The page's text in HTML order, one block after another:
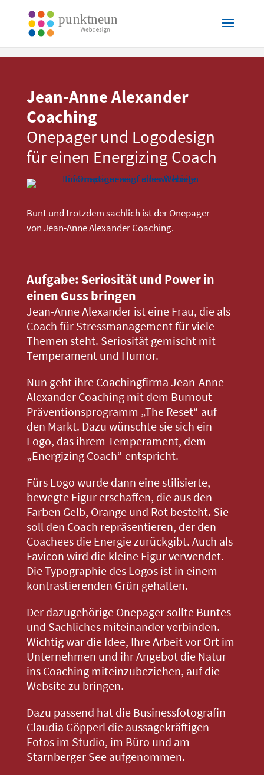
Jean-Anne Alexander
Coaching
Onepager und Logodesign
für einen Energizing Coach
Bunt und trotzdem sachlich ist der Onepager
von Jean-Anne Alexander Coaching.
Aufgabe: Seriosität und Power in
einen Guss bringen
Jean-Anne Alexander ist eine Frau, die als
Coach für Stressmanagement für viele
Themen steht. Seriosität gemischt mit
Temperament und Humor.
Nun geht ihre Coachingfirma Jean-Anne
Alexander Coaching mit dem Burnout-
Präventionsprogramm „The Reset“ auf
den Markt. Dazu wünschte sie sich ein
Logo, das ihrem Temperament, dem
„Energizing Coach“ entspricht.
Fürs Logo wurde dann eine stilisierte,
bewegte Figur erschaffen, die aus den
Farben Gelb, Orange und Rot besteht. Sie
soll den Coach repräsentieren, der den
Coachees die Energie zurückgibt. Auch als
Favicon wird die kleine Figur verwendet.
Die Typographie des Logos ist in einem
kontrastierenden Grün gehalten.
Der dazugehörige Onepager sollte Buntes
und Sachliches miteinander verbinden.
Wichtig war die Idee, Ihre Arbeit vor Ort im
Unternehmen und ihr Angebot die Natur
ins Coaching miteinzubeziehen, auf die
Website zu bringen.
Dazu passend hat die Businessfotografin
Claudia Göpperl die aussagekräftigen
Fotos im Studio, im Büro und am
Starnberger See aufgenommen.